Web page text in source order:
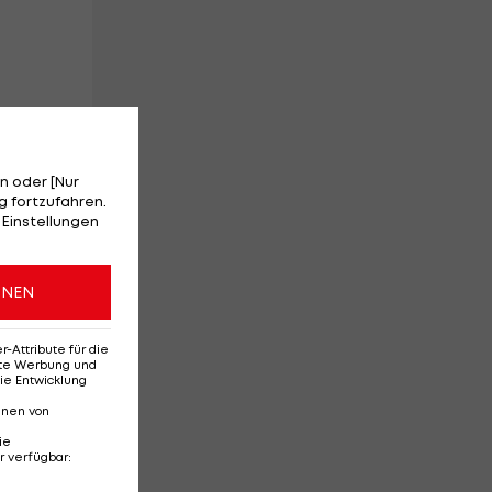
oder [Nur
fortzufahren.
Attribute für die
Werbung und
Entwicklung
von
verfügbar: